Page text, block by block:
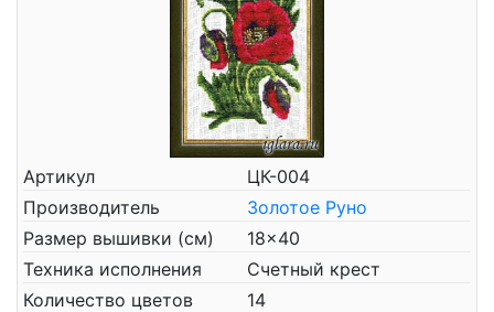
Артикул
ЦК-004
Производитель
Золотое Руно
Размер вышивки (см)
18x40
Техника исполнения
Счетный крест
Количество цветов
14